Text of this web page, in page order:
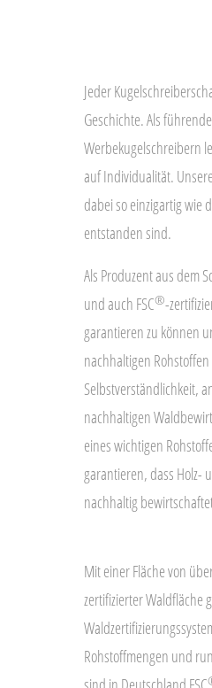
Jeder
Geschichte. Als
Werbekugelschreibern
auf Individualität.
dabei so einzigartig wie
entstanden sind.
Als Produzent aus dem
und auch FSC®-
garantieren zu kö­­­nnen
nachhaltigen
Selbstverständlichkeit,
nachhaltigen
eines wichtigen
garantieren, dass Holz-
nachhaltig
Mit einer Fläche von
zertifizierter Waldfläche
Rohstoffmengen und